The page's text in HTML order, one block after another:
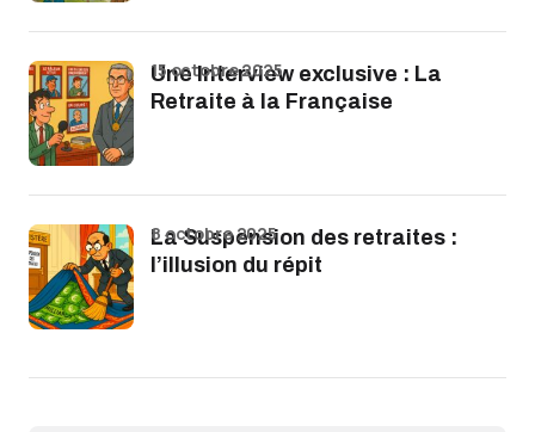
Une Interview exclusive : La
Retraite à la Française
15 octobre 2025
La Suspension des retraites :
l’illusion du répit
8 octobre 2025